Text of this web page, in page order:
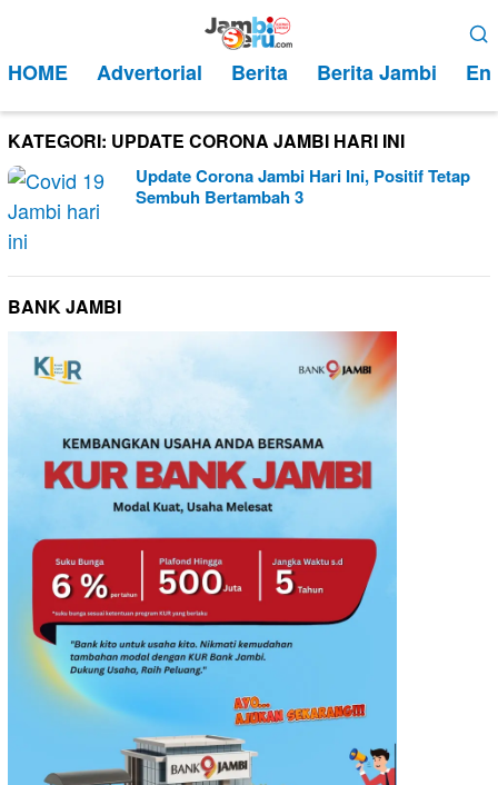
kontenMobile
HOME Advertorial Berita Berita Jambi
KATEGORI: UPDATE CORONA JAMBI HARI INI
Update Corona Jambi Hari Ini, Positif Tetap
Sembuh Bertambah 3
BANK JAMBI